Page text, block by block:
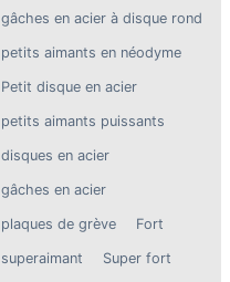
gâches en acier à disque rond
petits aimants en néodyme
Petit disque en acier
petits aimants puissants
disques en acier
gâches en acier
plaques de grève Fort
superaimant Super fort